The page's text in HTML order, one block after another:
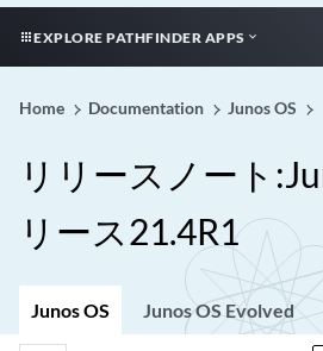
EXPLORE PATHFINDER APPS
Home Documentation Junos OS
リリースノート
リース21.4R1
Junos OS Junos OS Evolved